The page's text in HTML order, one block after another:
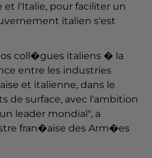
et l'Italie, pour faciliter un
italien s'est
coll�gues italiens � la
entre les industries
et italienne, dans le
de surface, avec l'ambition
leader mondial", a
fran�aise des Arm�es